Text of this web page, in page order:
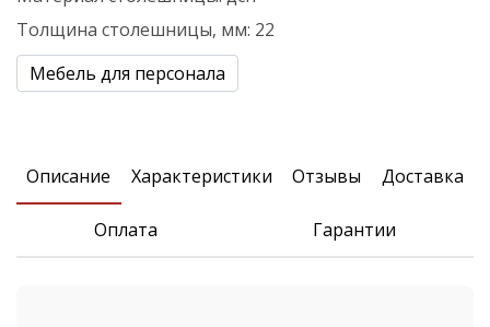
Толщина столешницы, мм: 22
Мебель для персонала
Описание Xарактеристики Отзывы Доставка
Оплата Гарантии